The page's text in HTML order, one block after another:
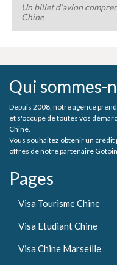
Un billet d’avion
Chine
Qui sommes-
Depuis 2008, notre agence
et s'occupe de toutes vos
Chine.
Vous souhaitez obtenir un crédit
offres de notre partenaire
Pages
Visa Tourisme Chine
Visa Etudiant Chine
Visa Chine Marseille